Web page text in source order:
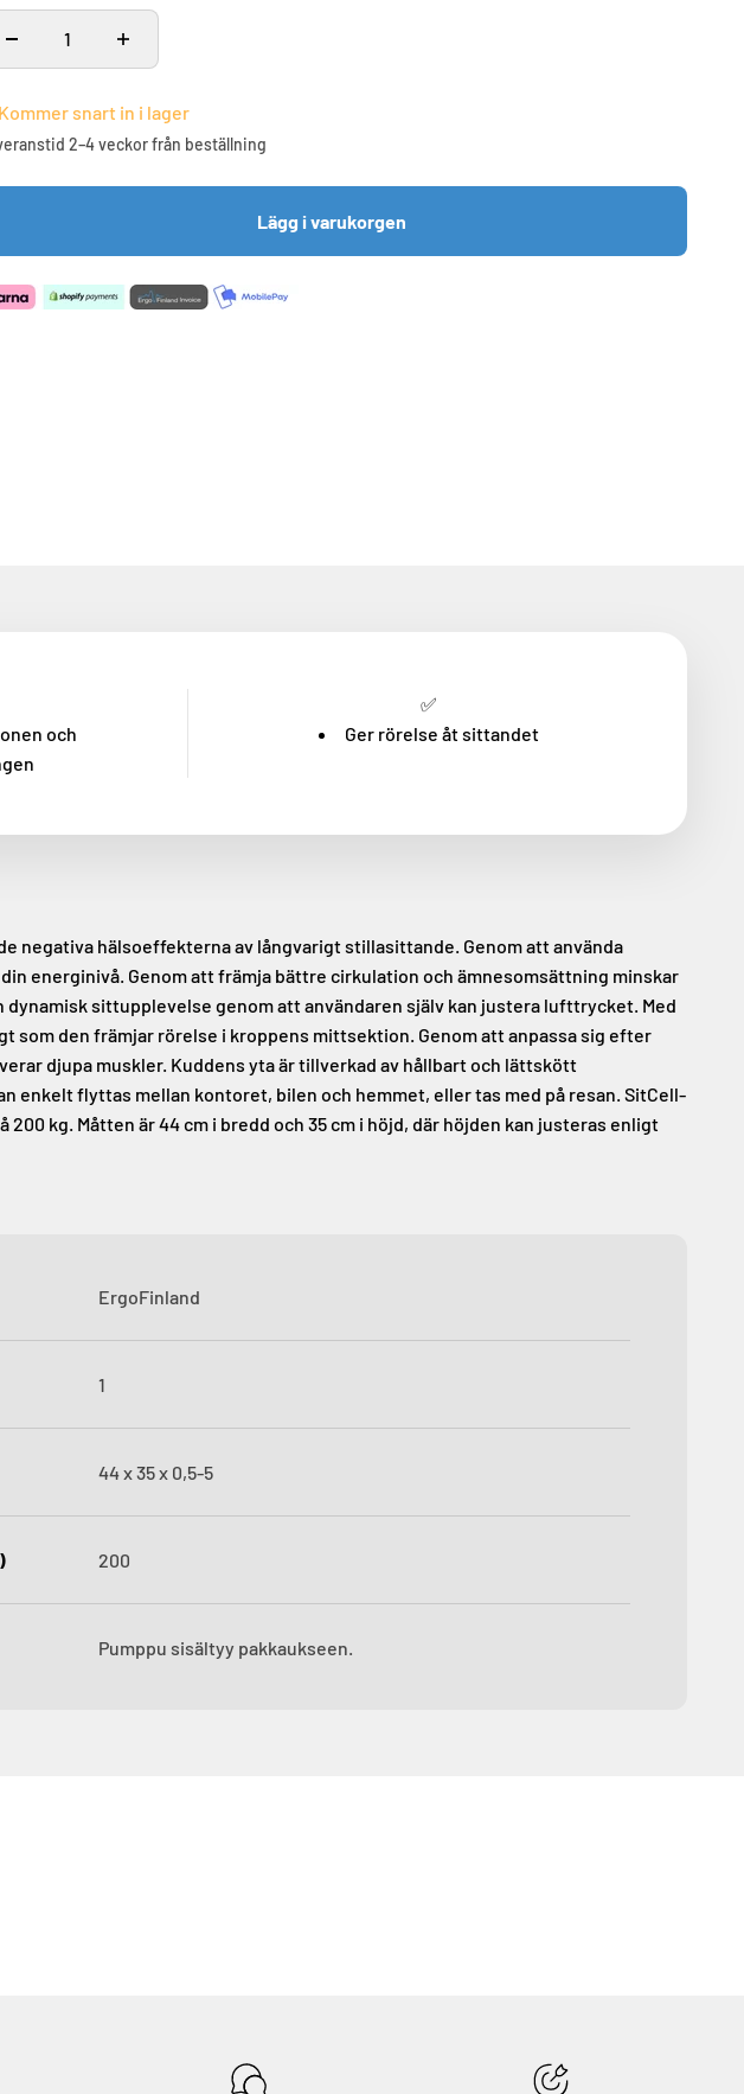
Kommer snart in i lager
2–4 veckor från beställning
Lägg i varukorgen
och
✅
Ger rörelse åt sittandet
negativa hälsoeffekterna av långvarigt stillasittande. Genom att använda
energinivå. Genom att främja bättre cirkulation och ämnesomsättning minskar
sittupplevelse genom att användaren själv kan justera lufttrycket. Med
den främjar rörelse i kroppens mittsektion. Genom att anpassa sig efter
djupa muskler. Kuddens yta är tillverkad av hållbart och lättskött
enkelt flyttas mellan kontoret, bilen och hemmet, eller tas med på resan. SitCell-
kg. Måtten är 44 cm i bredd och 35 cm i höjd, där höjden kan justeras enligt
ErgoFinland
1
44 x 35 x 0,5-5
200
Pumppu sisältyy pakkaukseen.